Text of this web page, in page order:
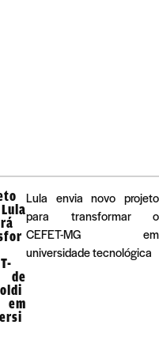
de
Lula envia novo projeto
para transformar o
CEFET-MG em
universidade tecnológica